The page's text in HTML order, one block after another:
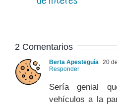
2 Comentarios
Berta Apesteguía 20
Responder
Sería genial
vehículos a la